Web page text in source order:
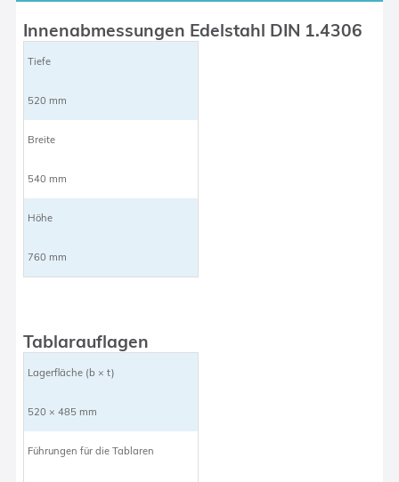
Innenabmessungen Edelstahl DIN 1.4306
Tiefe
520 mm
Breite
540 mm
Höhe
760 mm
Tablarauflagen
Lagerfläche (b × t)
520 × 485 mm
Führungen für die Tablaren